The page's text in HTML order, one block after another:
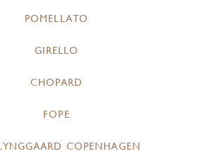
POMELLATO
GIRELLO
CHOPARD
FOPE
COPENHAGEN